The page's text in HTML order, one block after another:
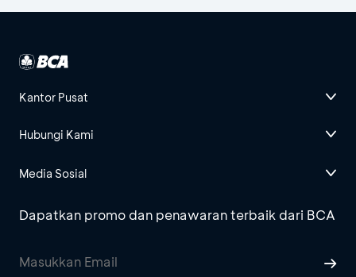
Kantor Pusat
Hubungi Kami
Media Sosial
Dapatkan promo dan penawaran terbaik dari BCA